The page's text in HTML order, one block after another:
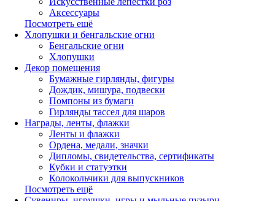
Аксессуары
Посмотреть ещё
Хлопушки и бенгальские огни
Бенгальские огни
Хлопушки
Декор помещения
Бумажные гирлянды, фигуры
Дождик, мишура, подвески
Помпоны из бумаги
Гирлянды тассел для шаров
Награды, ленты, флажки
Ленты и флажки
Ордена, медали, значки
Дипломы, свидетельства, сертификаты
Кубки и статуэтки
Колокольчики для выпускников
Посмотреть ещё